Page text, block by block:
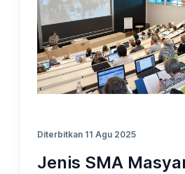
Yuk cek surveinya!
Diterbitkan 11 Agu 2025
Jenis SMA